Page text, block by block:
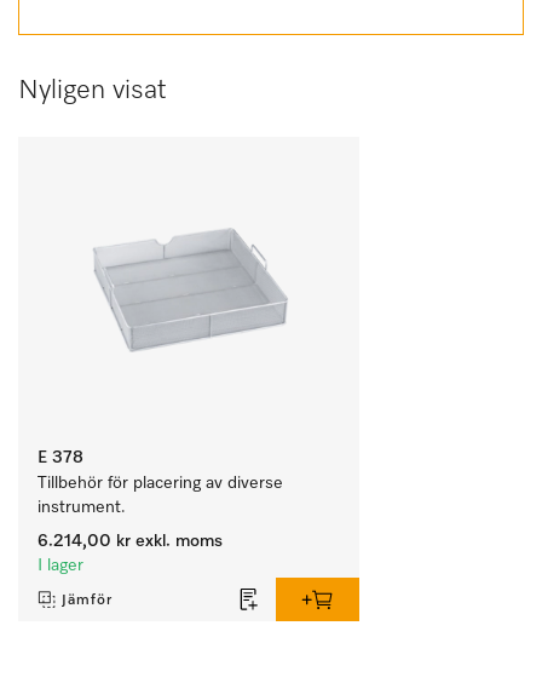
Nyligen visat
E 378
Tillbehör för placering av diverse
instrument.
6.214,00 kr exkl. moms
I lager
Jämför